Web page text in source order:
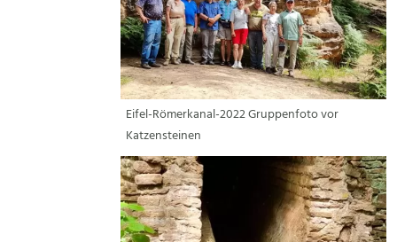
Eifel-Römerkanal-2022 Gruppenfoto vor
Katzensteinen